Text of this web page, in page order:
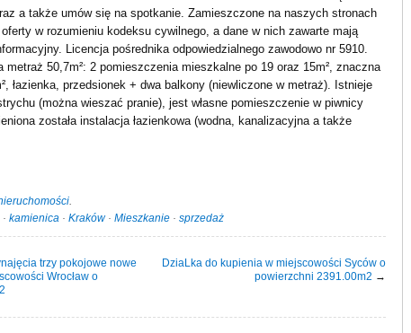
a także umów się na spotkanie. Zamieszczone na naszych stronach
w rozumieniu kodeksu cywilnego, a dane w nich zawarte mają
Licencja pośrednika odpowiedzialnego zawodowo nr 5910.
metraż 50,7m²: 2 pomieszczenia mieszkalne po 19 oraz 15m², znaczna
łazienka, przedsionek + dwa balkony (niewliczone w metraż). Istnieje
(można wieszać pranie), jest własne pomieszczenie w piwnicy
została instalacja łazienkowa (wodna, kanalizacyjna a także
.
· kamienica · Kraków· Mieszkanie · sprzedaż
trzy pokojowe nowe
Wrocław o
DziaLka do kupienia w miejscowości Syców o
powierzchni 2391.00m2 →